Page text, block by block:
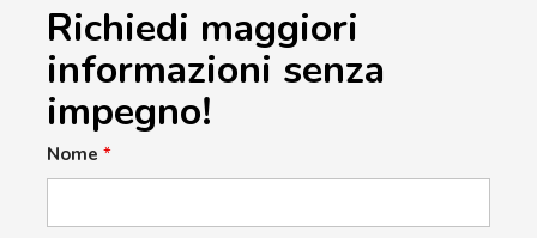
Richiedi maggiori
informazioni senza
impegno!
Nome *